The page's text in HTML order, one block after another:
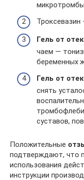
Гель от
чаем —
беременных
Гель от
снять
суставов,
Положительные
подтверждают, что
использования
инструкции